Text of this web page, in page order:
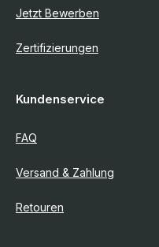
Jetzt Bewerben
Zertifizierungen
Kundenservice
FAQ
Versand & Zahlung
Retouren